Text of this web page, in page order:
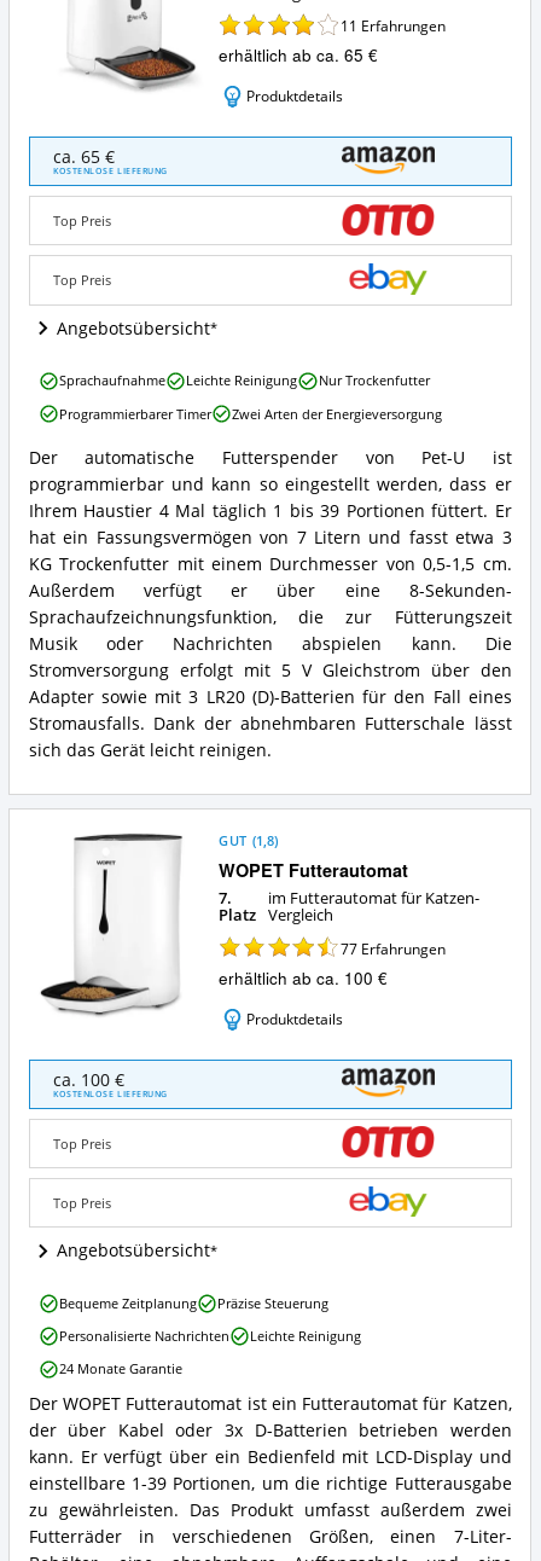
11 Erfahrungen
erhältlich ab ca. 65 €
Produktdetails
Pet-
Automatischer
Futterspender
Angebote:
Wo
Futterautomat
für
erhältlich?
ca. 65 €
KOSTENLOSE LIEFERUNG
Top Preis
Top Preis
Angebotsübersicht
Pet-
U
Automatischer
Futterspender
Zusammenfassung:
Was
bietet
dieser
Futterautomat
für
Katzen?
Der automatische Futterspender von Pet-U ist
programmierbar und kann so eingestellt werden, dass er
Ihrem Haustier 4 Mal täglich 1 bis 39 Portionen füttert. Er
hat ein Fassungsvermögen von 7 Litern und fasst etwa 3
KG Trockenfutter mit einem Durchmesser von 0,5-1,5 cm.
Außerdem verfügt er über eine 8-Sekunden-
Sprachaufzeichnungsfunktion, die zur Fütterungszeit
Musik oder Nachrichten abspielen kann. Die
Stromversorgung erfolgt mit 5 V Gleichstrom über den
Adapter sowie mit 3 LR20 (D)-Batterien für den Fall eines
Stromausfalls. Dank der abnehmbaren Futterschale lässt
sich das Gerät leicht reinigen.
Pet-
Automatischer
Vorteile:
Was
spricht
für
diesen
Futterautomat
für
Katzen?
Sprachaufnahme Leichte Reinigung
Nur Trockenfutter
Programmierbarer Timer
Zwei Arten der Energieversorgung
WOPET Futterautomat
GUT (1,8)
7.
Platz
im Futterautomat für Katzen-
Vergleich
77 Erfahrungen
erhältlich ab ca. 100 €
Produktdetails
WOPET
Futterautomat
Angebote:
dieser
Futterautomat
für
Katzen
erhältlich?
ca. 100 €
KOSTENLOSE LIEFERUNG
Top Preis
Top Preis
Angebotsübersicht
WOPET
Futterautomat
Zusammenfassung:
Was
dieser
Futterautomat
Der WOPET Futterautomat ist ein Futterautomat für Katzen,
der über Kabel oder 3x D-Batterien betrieben werden
kann. Er verfügt über ein Bedienfeld mit LCD-Display und
einstellbare 1-39 Portionen, um die richtige Futterausgabe
zu gewährleisten. Das Produkt umfasst außerdem zwei
Futterräder in verschiedenen Größen, einen 7-Liter-
WOPET
Futterautomat
Vorteile:
Was
spricht
für
diesen
Futterautomat
für
Katzen?
Bequeme Zeitplanung
Präzise Steuerung
Personalisierte Nachrichten
Leichte Reinigung
24 Monate Garantie